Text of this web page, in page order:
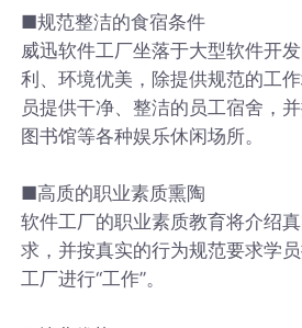
■规范整洁的食宿条件
威迅软件工厂坐落于大型软件开
利、环境优美，除提供规范的工
员提供干净、整洁的员工宿舍，
图书馆等各种娱乐休闲场所。
■高质的职业素质熏陶
软件工厂的职业素质教育将介绍
求，并按真实的行为规范要求学
工厂进行“工作”。